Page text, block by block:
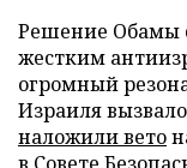
Решение Обамы
жестким
огромный
Израиля
наложили вето